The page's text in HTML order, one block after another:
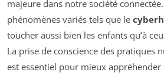
majeure dans notre société
phénomènes variés tels que le
toucher aussi bien les enfants qu’à
La prise de conscience des pratiques
est essentiel pour mieux